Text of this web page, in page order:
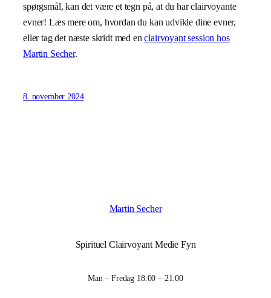
spørgsmål, kan det være et tegn på, at du har clairvoyante
evner! Læs mere om, hvordan du kan udvikle dine evner,
eller tag det næste skridt med enclairvoyant session hos
Martin Secher.
8. november 2024
Martin Secher
Spirituel Clairvoyant Medie Fyn
Man – Fredag 18:00 – 21:00